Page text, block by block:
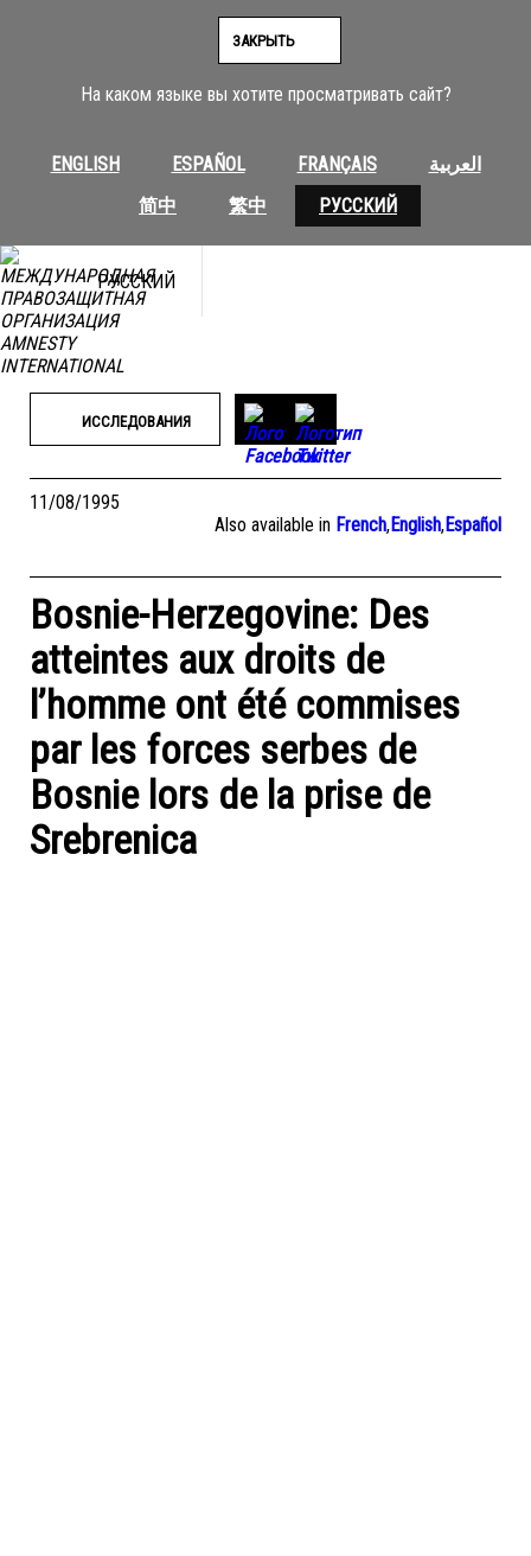
На каком языке вы хотите просматривать сайт?
ENGLISH ESPAÑOL FRANÇAIS
العربية
简中
繁中 РУССКИЙ
ЗАКРЫТЬ
РУССКИЙ
ИССЛЕДОВАНИЯ
11/08/1995
Also available in French,English,Español
Bosnie-Herzegovine: Des
atteintes aux droits de
l’homme ont été commises
par les forces serbes de
Bosnie lors de la prise de
Srebrenica